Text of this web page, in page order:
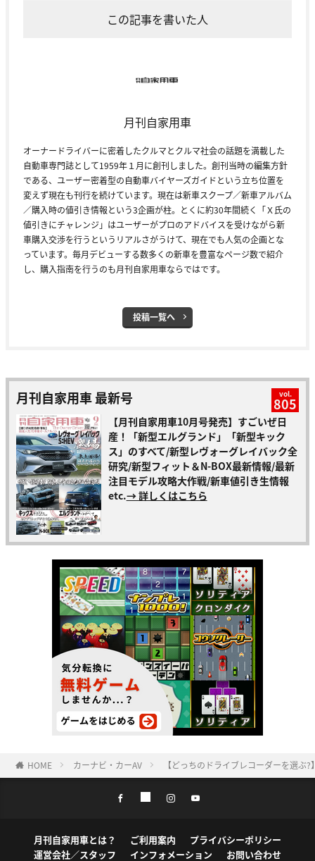
この記事を書いた人
月刊自家用車
オーナードライバーに密着したクルマとクルマ社会の話題を満載した
自動車専門誌として1959年１月に創刊しました。創刊当時の編集方針
である、ユーザー密着型の自動車バイヤーズガイドという立ち位置を
変えず現在も刊行を続けています。現在は新車スクープ／新車アルバム
／購入時の値引き情報という3企画が柱。とくに約30年間続く「Ｘ氏の
値引きにチャレンジ」はユーザーがプロのアドバイスを受けながら新
車購入交渉を行うというリアルさがうけて、現在でも人気の企画とな
っています。毎月デビューする数多くの新車を豊富なページ数で紹介
し、購入指南を行うのも月刊自家用車ならではです。
投稿一覧へ
月刊自家用車 最新号 vol.
805
【月刊自家用車10月号発売】すごいぜ日
産！「新型エルグランド」「新型キック
ス」のすべて/新型レヴォーグレイバック全
研究/新型フィット＆N-BOX最新情報/最新
注目モデル攻略大作戦/新車値引き生情報
etc.→ 詳しくはこちら
HOME カーナビ・カーAV 【どっちのドライブレコーダーを選ぶ
月刊自家用車とは？ ご利用案内
プライバシーポリシー
運営会社／スタッフ
インフォメーション お問い合わせ